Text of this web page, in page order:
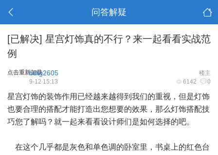
问答解疑
[已解决] 星宫灯饰真的不行？来一起看看实战范
例
点击重新加载 楼主
bdtg2605
6142 0
9-12 15:13
星宫灯饰的装饰作用已经越来越得到我们的重视，但是灯饰
也要合理的搭配才能打造出您想要的效果，那么灯饰搭配技
巧您了解吗？就一起来看看设计师们是如何选择的吧。
在这个几乎都是灰色和单色调的卧室里，书桌上的红色台